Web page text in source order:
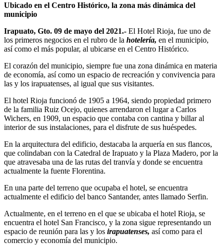
Ubicado en el Centro Histórico, la zona más dinámica del
municipio
Irapuato, Gto. 09 de mayo del 2021.- El Hotel Rioja, fue uno de
los primeros negocios en el rubro de la hotelería, en el municipio,
así como el más popular, al ubicarse en el Centro Histórico.
El corazón del municipio, siempre fue una zona dinámica en materia
de economía, así como un espacio de recreación y convivencia para
las y los irapuatenses, al igual que sus visitantes.
El hotel Rioja funcionó de 1905 a 1964, siendo propiedad primero
de la familia Ruiz Ocejo, quienes arrendaron el lugar a Carlos
Wichers, en 1909, un espacio que contaba con cantina y billar al
interior de sus instalaciones, para el disfrute de sus huéspedes.
En la arquitectura del edificio, destacaba la arquería en sus flancos,
que colindaban con la Catedral de Irapuato y la Plaza Madero, por la
que atravesaba una de las rutas del tranvía y donde se encuentra
actualmente la fuente Florentina.
En una parte del terreno que ocupaba el hotel, se encuentra
actualmente el edificio del banco Santander, antes llamado Serfin.
Actualmente, en el terreno en el que se ubicaba el hotel Rioja, se
encuentra el hotel San Francisco, y la zona sigue representando un
espacio de reunión para las y los irapuatenses, así como para el
comercio y economía del municipio.